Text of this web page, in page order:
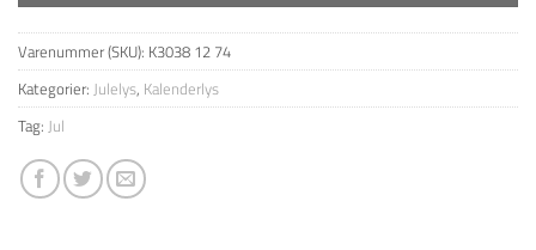
Varenummer (SKU): K3038 12 74
Kategorier: Julelys, Kalenderlys
Tag: Jul